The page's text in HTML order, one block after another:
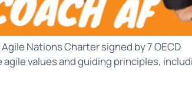
Nations Charter signed by 7 OECD
values and guiding principles,